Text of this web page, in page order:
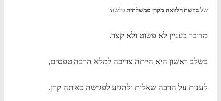
שלבקשת הלוואה מקרן ממשלתית כלשהי.
מדובר בעניין לא פשוט ולא קצר.
בשלב ראשון היא הייתה צריכה למלא הרבה טפסים,
לענות על הרבה שאלות ולהגיע לפגישה באותה קרן.